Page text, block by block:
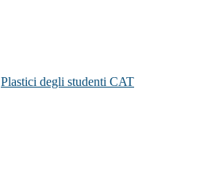
Plastici degli studenti CAT